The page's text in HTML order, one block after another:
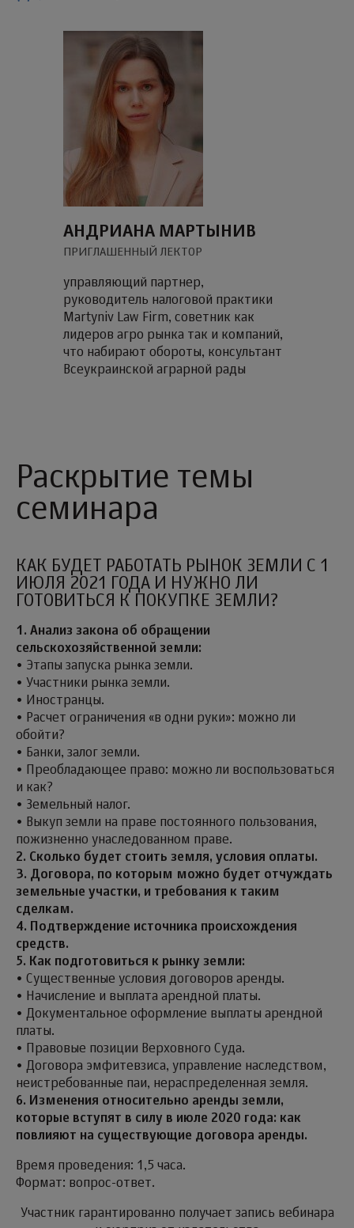
АНДРИАНА МАРТЫНИВ
ПРИГЛАШЕННЫЙ ЛЕКТОР
управляющий партнер,
руководитель налоговой практики
Martyniv Law Firm, советник как
лидеров агро рынка так и компаний,
что набирают обороты, консультант
Всеукраинской аграрной рады
Раскрытие темы
семинара
КАК БУДЕТ РАБОТАТЬ РЫНОК ЗЕМЛИ С 1
ИЮЛЯ 2021 ГОДА И НУЖНО ЛИ
ГОТОВИТЬСЯ К ПОКУПКЕ ЗЕМЛИ?
1. Анализ закона об обращении
сельскохозяйственной земли:
• Этапы запуска рынка земли.
• Участники рынка земли.
• Иностранцы.
• Расчет ограничения «в одни руки»: можно ли
обойти?
• Банки, залог земли.
• Преобладающее право: можно ли воспользоваться
и как?
• Земельный налог.
• Выкуп земли на праве постоянного пользования,
пожизненно унаследованном праве.
2. Сколько будет стоить земля, условия оплаты.
3. Договора, по которым можно будет отчуждать
земельные участки, и требования к таким
сделкам.
4. Подтверждение источника происхождения
средств.
5. Как подготовиться к рынку земли:
• Существенные условия договоров аренды.
• Начисление и выплата арендной платы.
• Документальное оформление выплаты арендной
платы.
• Правовые позиции Верховного Суда.
• Договора эмфитевзиса, управление наследством,
неистребованные паи, нераспределенная земля.
6. Изменения относительно аренды земли,
которые вступят в силу в июле 2020 года: как
повлияют на существующие договора аренды.
Время проведения: 1,5 часа.
Формат: вопрос-ответ.
Участник гарантированно получает запись вебинара